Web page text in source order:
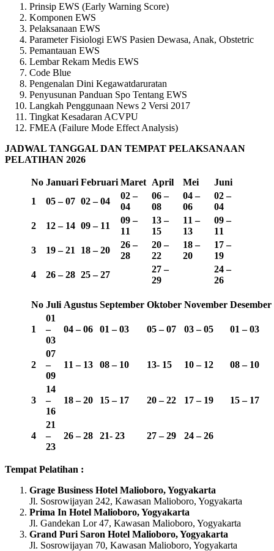
Prinsip EWS (Early Warning Score)
Komponen EWS
Pelaksanaan EWS
Parameter Fisiologi EWS Pasien Dewasa, Anak, Obstetric
Pemantauan EWS
Lembar Rekam Medis EWS
Code Blue
Pengenalan Dini Kegawatdaruratan
Penyusunan Panduan Spo Tentang EWS
Langkah Penggunaan News 2 Versi 2017
Tingkat Kesadaran ACVPU
FMEA (Failure Mode Effect Analysis)
JADWAL TANGGAL DAN TEMPAT PELAKSANAAN
PELATIHAN 2026
No Januari Februari Maret April Mei
Juni
1
05 – 07 02 – 04
02 –
04
06 –
08
04 –
06
02 –
04
2
12 – 14 09 – 11
09 –
11
13 –
15
11 –
13
09 –
11
3
19 – 21 18 – 20
26 –
28
20 –
22
18 –
20
17 –
19
4
26 – 28 25 – 27
27 –
29
24 –
26
No Juli Agustus September Oktober November Desember
1
01
–
03
04 – 06 01 – 03 05 – 07 03 – 05 01 – 03
2
07
–
09
11 – 13 08 – 10 13- 15 10 – 12 08 – 10
3
14
–
16
18 – 20 15 – 17 20 – 22 17 – 19 15 – 17
4
21
–
23
26 – 28 21- 23 27 – 29 24 – 26
Tempat Pelatihan :
Grage Business Hotel Malioboro, Yogyakarta
Jl. Sosrowijayan 242, Kawasan Malioboro, Yogyakarta
Prima In Hotel Malioboro, Yogyakarta
Jl. Gandekan Lor 47, Kawasan Malioboro, Yogyakarta
Grand Puri Saron Hotel Malioboro, Yogyakarta
Jl. Sosrowijayan 70, Kawasan Malioboro, Yogyakarta